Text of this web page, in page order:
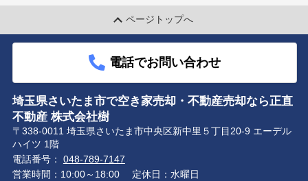
ページトップへ
電話でお問い合わせ
埼玉県さいたま市で空き家売却・不動産売却なら正直
不動産 株式会社樹
〒338-0011 埼玉県さいたま市中央区新中里５丁目20-9 エーデル
ハイツ 1階
電話番号： 048-789-7147
営業時間：10:00～18:00
定休日：水曜日